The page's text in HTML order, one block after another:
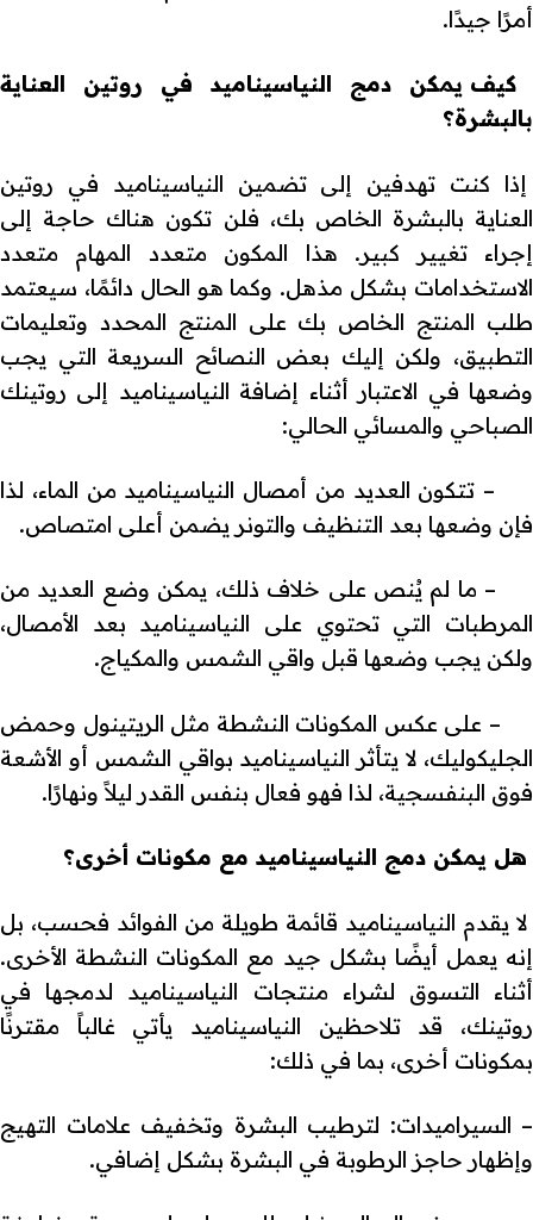
أمرًا جيدًا.
كيف يمكن دمج النياسيناميد في روتين العناية
بالبشرة؟
إذا كنت تهدفين إلى تضمين النياسيناميد في روتين
العناية بالبشرة الخاص بك، فلن تكون هناك حاجة إلى
إجراء تغيير كبير. هذا المكون متعدد المهام متعدد
الاستخدامات بشكل مذهل. وكما هو الحال دائمًا، سيعتمد
طلب المنتج الخاص بك على المنتج المحدد وتعليمات
التطبيق، ولكن إليك بعض النصائح السريعة التي يجب
وضعها في الاعتبار أثناء إضافة النياسيناميد إلى روتينك
الصباحي والمسائي الحالي:
– تتكون العديد من أمصال النياسيناميد من الماء، لذا
فإن وضعها بعد التنظيف والتونر يضمن أعلى امتصاص.
– ما لم يُنص على خلاف ذلك، يمكن وضع العديد من
المرطبات التي تحتوي على النياسيناميد بعد الأمصال،
ولكن يجب وضعها قبل واقي الشمس والمكياج.
– على عكس المكونات النشطة مثل الريتينول وحمض
الجليكوليك، لا يتأثر النياسيناميد بواقي الشمس أو الأشعة
فوق البنفسجية، لذا فهو فعال بنفس القدر ليلاً ونهارًا.
هل يمكن دمج النياسيناميد مع مكونات أخرى؟
لا يقدم النياسيناميد قائمة طويلة من الفوائد فحسب، بل
إنه يعمل أيضًا بشكل جيد مع المكونات النشطة الأخرى.
أثناء التسوق لشراء منتجات النياسيناميد لدمجها في
روتينك، قد تلاحظين النياسيناميد يأتي غالباً مقترنًا
بمكونات أخرى، بما في ذلك:
– السيراميدات: لترطيب البشرة وتخفيف علامات التهيج
وإظهار حاجز الرطوبة في البشرة بشكل إضافي.